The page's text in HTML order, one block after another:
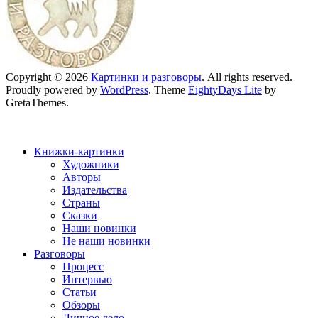
Copyright © 2026 Картинки и разговоры. All rights reserved.
Proudly powered by WordPress. Theme EightyDays Lite by
GretaThemes.
Книжки-картинки
Художники
Авторы
Издательства
Страны
Сказки
Наши новинки
Не наши новинки
Разговоры
Процесс
Интервью
Статьи
Обзоры